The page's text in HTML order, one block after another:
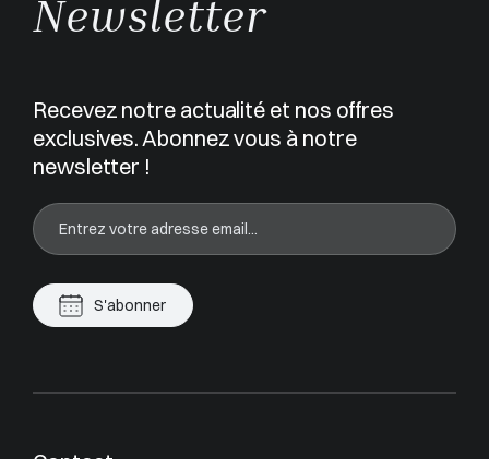
Newsletter
Recevez notre actualité et nos offres
exclusives. Abonnez vous à notre
newsletter !
S'abonner